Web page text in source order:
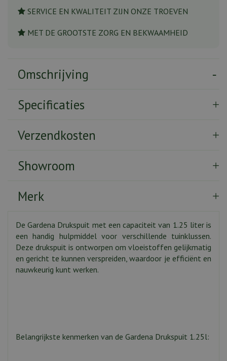
SERVICE EN KWALITEIT ZIJN ONZE TROEVEN
MET DE GROOTSTE ZORG EN BEKWAAMHEID
Omschrijving
Specificaties
Verzendkosten
Showroom
Merk
De Gardena Drukspuit met een capaciteit van 1.25 liter is
een handig hulpmiddel voor verschillende tuinklussen.
Deze drukspuit is ontworpen om vloeistoffen gelijkmatig
en gericht te kunnen verspreiden, waardoor je efficiënt en
nauwkeurig kunt werken.
Belangrijkste kenmerken van de Gardena Drukspuit 1.25l: